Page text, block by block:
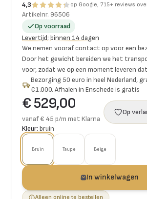
4,3 op Google, 715+ reviews
Artikelnr. 96506
Op voorraad
Levertijd: binnen 14 dagen
We nemen vooraf contact op voor een
Door het gewicht bereiden we het
voor, zodat we op een moment leveren
Bezorging 50 euro in heel Nederland,
€1.000. Afhalen in Enschede is gratis
€ 529,00
vanaf € 45 p/m met Klarna
Op
Kleur: bruin
Bruin Taupe Beige
In winkelwagen
Alleen online te bestellen